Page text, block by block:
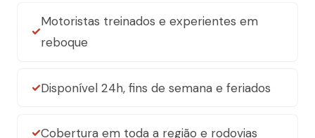
Motoristas treinados e experientes em
reboque
Disponível 24h, fins de semana e feriados
Cobertura em toda a região e rodovias